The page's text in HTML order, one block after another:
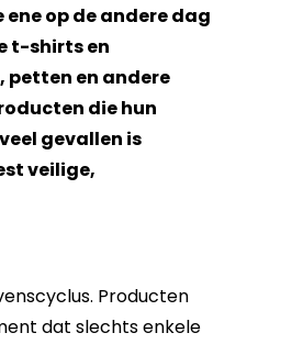
op de andere dag
t-shirts en
en andere
die hun
gevallen is
veilige,
Producten
dat slechts enkele